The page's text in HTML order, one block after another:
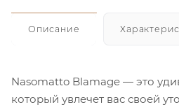
Описание
Nasomatto Blamage — это
который увлечет вас своей